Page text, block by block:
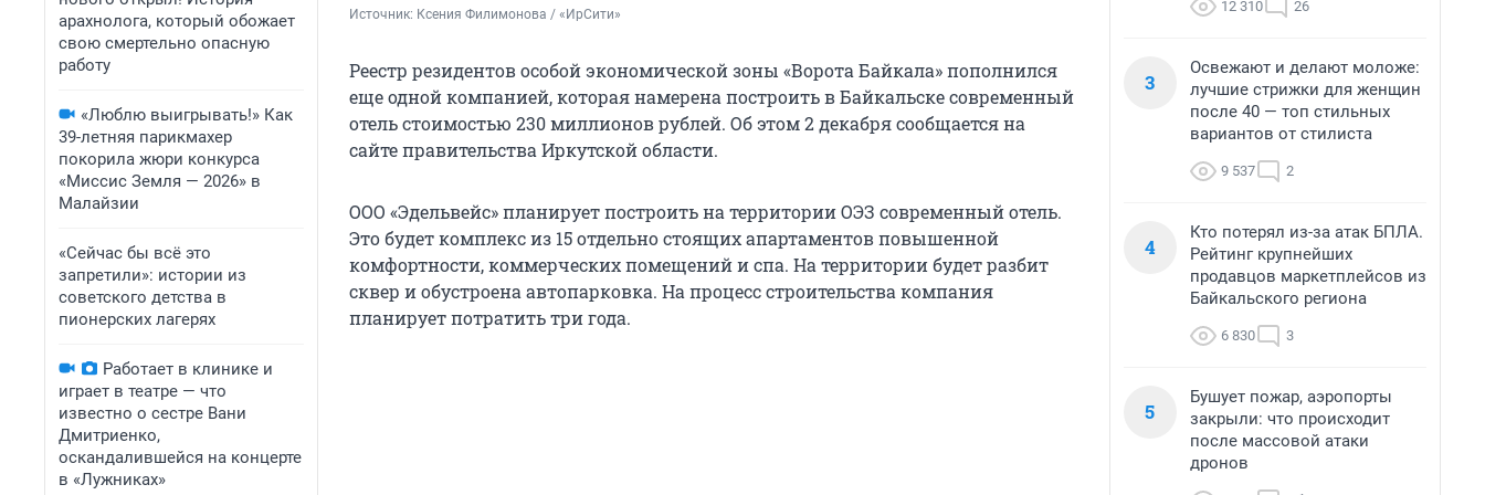
арахнолога, который обожает
свою смертельно опасную
работу
«Люблю выигрывать!» Как
39-летняя парикмахер
покорила жюри конкурса
«Миссис Земля — 2026» в
Малайзии
«Сейчас бы всё это
запретили»: истории из
советского детства в
пионерских лагерях
Работает в клинике и
играет в театре — что
известно о сестре Вани
Дмитриенко,
оскандалившейся на концерте
в «Лужниках»
Источник: Ксения Филимонова / «ИрСити»
Реестр резидентов особой экономической зоны «Ворота Байкала» пополнился
еще одной компанией, которая намерена построить в Байкальске современный
отель стоимостью 230 миллионов рублей. Об этом 2 декабря сообщается на
сайте правительства Иркутской области.
ООО «Эдельвейс» планирует построить на территории ОЭЗ современный отель.
Это будет комплекс из 15 отдельно стоящих апартаментов повышенной
комфортности, коммерческих помещений и спа. На территории будет разбит
сквер и обустроена автопарковка. На процесс строительства компания
планирует потратить три года.
12 310 26
3
Освежают и делают моложе:
лучшие стрижки для женщин
после 40 — топ стильных
вариантов от стилиста
9 537 2
4
Кто потерял из-за атак БПЛА.
Рейтинг крупнейших
продавцов маркетплейсов из
Байкальского региона
6 830 3
5
Бушует пожар, аэропорты
закрыли: что происходит
после массовой атаки
дронов